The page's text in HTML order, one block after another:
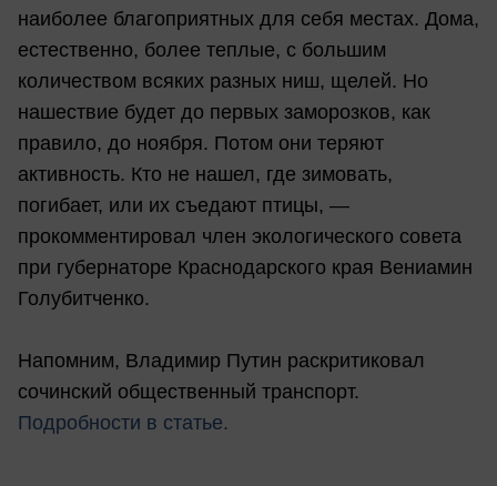
наиболее благоприятных для себя местах. Дома,
естественно, более теплые, с большим
количеством всяких разных ниш, щелей. Но
нашествие будет до первых заморозков, как
правило, до ноября. Потом они теряют
активность. Кто не нашел, где зимовать,
погибает, или их съедают птицы, —
прокомментировал член экологического совета
при губернаторе Краснодарского края Вениамин
Голубитченко.
Напомним, Владимир Путин раскритиковал
сочинский общественный транспорт.
Подробности в статье.